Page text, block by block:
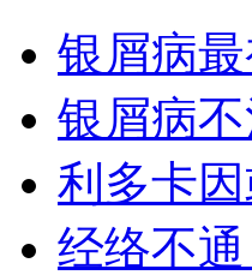
银屑病
银屑病
利多卡
经络不